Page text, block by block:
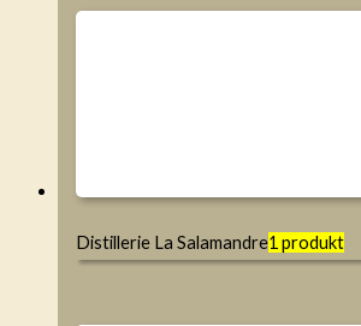
Distillerie La Salamandre1 produkt